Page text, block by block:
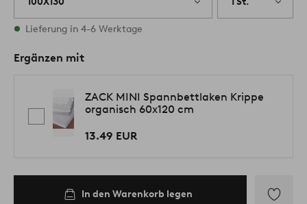
Vorrätig
Lieferung in 4-6 Werktage
Ergänzen mit
ZACK MINI Spannbettlaken Krippe
organisch 60x120 cm
13.49 EUR
In den Warenkorb legen